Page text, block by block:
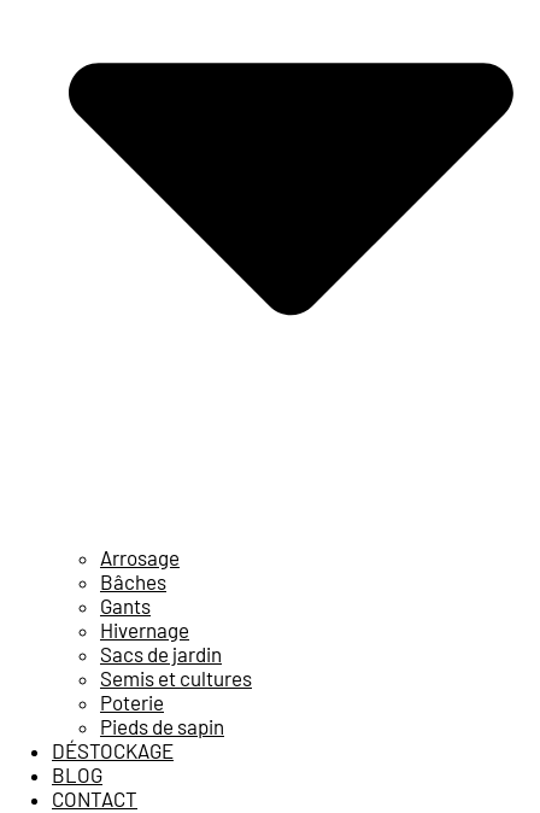
Arrosage
Bâches
Gants
Hivernage
Sacs de jardin
Semis et cultures
Poterie
Pieds de sapin
DÉSTOCKAGE
BLOG
CONTACT